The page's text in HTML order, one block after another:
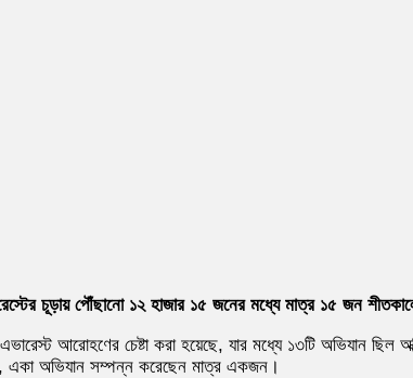
চূড়ায় পৌঁছানো ১২ হাজার ১৫ জনের মধ্যে মাত্র ১৫ জন
আরোহণের চেষ্টা করা হয়েছে, যার মধ্যে ১৩টি অভিযান
একা অভিযান সম্পন্ন করেছেন মাত্র একজন।